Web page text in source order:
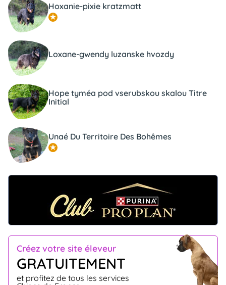
Créez votre site éleveur
GRATUITEMENT
et profitez de tous les services
Hoxanie-pixie kratzmatt
Loxane-gwendy luzanske hvozdy
Hope tyméa pod vserubskou skalou Titre
Initial
Unaé Du Territoire Des Bohêmes